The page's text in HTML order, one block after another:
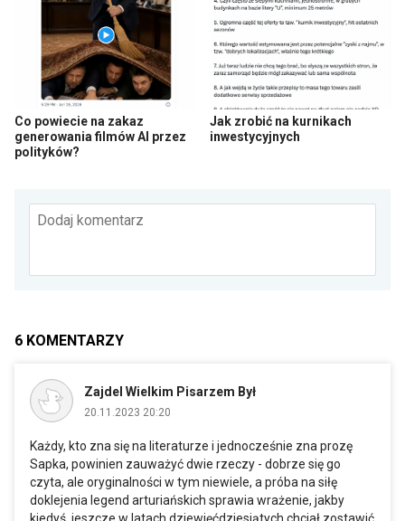
Co powiecie na zakaz
generowania filmów AI przez
polityków?
Jak zrobić na kurnikach
inwestycyjnych
Dodaj komentarz
6 KOMENTARZY
Zajdel Wielkim Pisarzem Był
20.11.2023 20:20
Każdy, kto zna się na literaturze i jednocześnie zna prozę
Sapka, powinien zauważyć dwie rzeczy - dobrze się go
czyta, ale oryginalności w tym niewiele, a próba na siłę
doklejenia legend arturiańskich sprawia wrażenie, jakby